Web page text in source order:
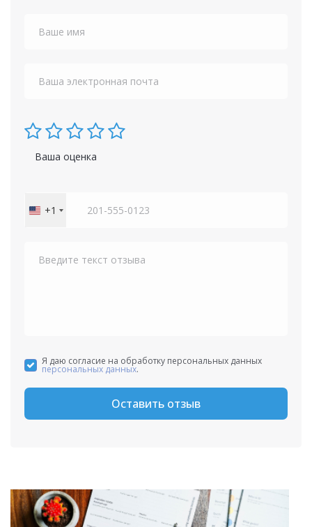
Ваша оценка
United
+1
Я даю согласие на обработку персональных данных
персональных данных.
Оставить отзыв